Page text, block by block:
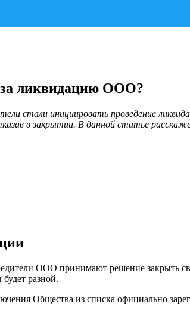
за ликвидацию ООО?
стали инициировать проведение
в закрытии. В данной статье
ООО принимают решение закрыть
разной.
Общества из списка официально